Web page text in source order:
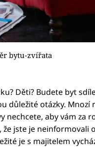
bytu-zvířata
Děti? Budete byt
důležité otázky. Mnozí
nechcete, aby vám za
jste je neinformovali
je s majitelem